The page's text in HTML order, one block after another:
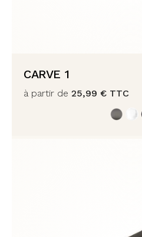
CARVE 1
à partir de 25,99 € TTC